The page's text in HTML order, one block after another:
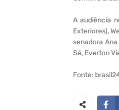
A audiência
Exteriores),
senadora
Sé, Everton
Fonte: